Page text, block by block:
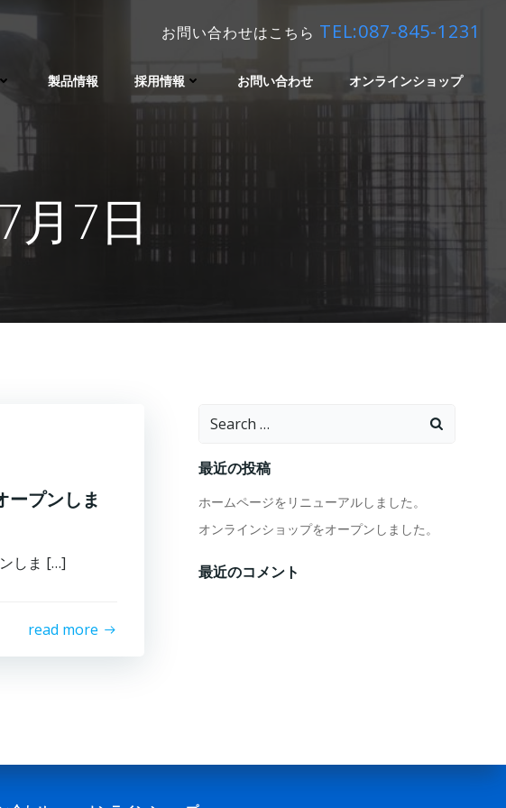
お問い合わせはこちら TEL:087-845-1231
製品情報 採用情報 お問い合わせ オンラインショップ
月7日
ープンしま
しま […]
read more
Search
最近の投稿
ホームページをリニューアルしました。
オンラインショップをオープンしました。
最近のコメント